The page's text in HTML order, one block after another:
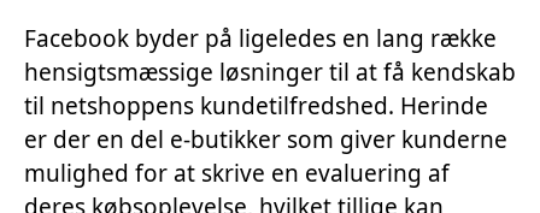
Facebook byder på ligeledes en lang række
hensigtsmæssige løsninger til at få kendskab
til netshoppens kundetilfredshed. Herinde
er der en del e-butikker som giver kunderne
mulighed for at skrive en evaluering af